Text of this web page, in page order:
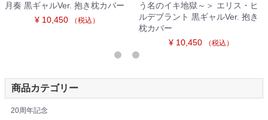
月奏 黒ギャルVer. 抱き枕カバー
¥ 10,450
（税込）
う名のイキ地獄～＞ エリス・ヒ
ルデブラント 黒ギャルVer. 抱き
枕カバー
¥ 10,450
（税込）
商品カテゴリー
20周年記念